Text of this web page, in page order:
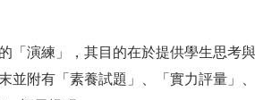
「演練」，其目的在於提供學生思考
並附有「素養試題」、「實力評量」